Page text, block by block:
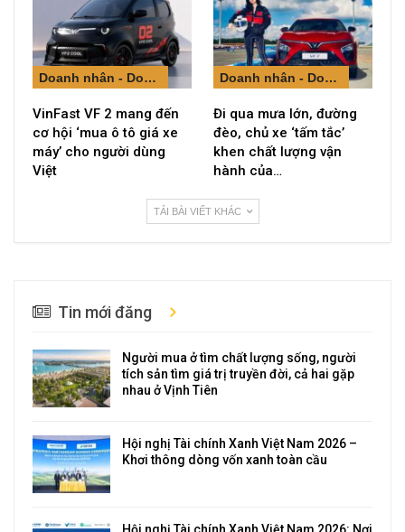
Doanh nhân - Doanh nghiệp
VinFast VF 2 mang đến
cơ hội ‘mua ô tô giá xe
máy’ cho người dùng
Việt
Doanh nhân - Doanh nghiệp
Đi qua mưa lớn, đường
đèo, chủ xe ‘tấm tắc’
khen chất lượng vận
hành của…
TẢI BÀI VIẾT KHÁC
Tin mới đăng
Người mua ở tìm chất lượng sống, người
tích sản tìm giá trị truyền đời, cả hai gặp
nhau ở Vịnh Tiên
Hội nghị Tài chính Xanh Việt Nam 2026 –
Khơi thông dòng vốn xanh toàn cầu
Hội nghị Tài chính Xanh Việt Nam 2026: Nơi